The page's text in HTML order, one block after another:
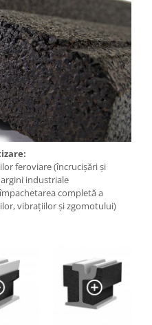
feroviare (încrucișări și
industriale
completă a
vibrațiilor și zgomotului)